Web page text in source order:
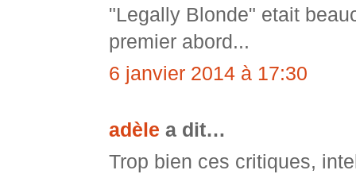
"Legally Blonde" etait
premier abord...
6 janvier 2014 à 17:30
adèle a dit…
Trop bien ces critiques,